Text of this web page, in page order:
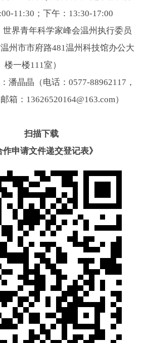
11:30；下午：13:30-17:00
世界青年科学家峰会温州执行委员
州市市府路481温州科技馆办公大
楼一楼111室）
潘晶晶（电话：0577-88962117，
箱：13626520164@163.com）
扫描下载
作申请文件递交登记表》